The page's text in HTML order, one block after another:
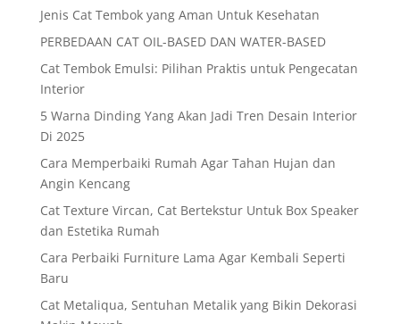
Jenis Cat Tembok yang Aman Untuk Kesehatan
PERBEDAAN CAT OIL-BASED DAN WATER-BASED
Cat Tembok Emulsi: Pilihan Praktis untuk Pengecatan
Interior
5 Warna Dinding Yang Akan Jadi Tren Desain Interior
Di 2025
Cara Memperbaiki Rumah Agar Tahan Hujan dan
Angin Kencang
Cat Texture Vircan, Cat Bertekstur Untuk Box Speaker
dan Estetika Rumah
Cara Perbaiki Furniture Lama Agar Kembali Seperti
Baru
Cat Metaliqua, Sentuhan Metalik yang Bikin Dekorasi